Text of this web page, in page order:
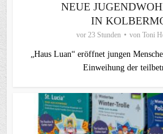
NEUE
IN
vor 23 Stunden von Toni
„Haus Luan“ eröffnet jungen
Einweihung der